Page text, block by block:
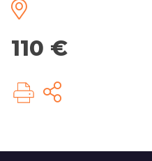
110 €